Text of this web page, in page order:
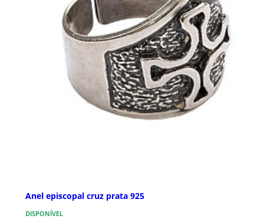
Anel episcopal cruz prata 925
DISPONÍVEL